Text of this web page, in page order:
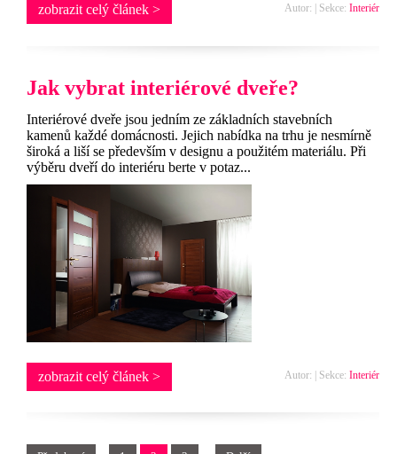
zobrazit celý článek > Autor: | Sekce: Interiér
Jak vybrat interiérové dveře?
Interiérové dveře jsou jedním ze základních stavebních
kamenů každé domácnosti. Jejich nabídka na trhu je nesmírně
široká a liší se především v designu a použitém materiálu. Při
výběru dveří do interiéru berte v potaz...
zobrazit celý článek > Autor: | Sekce: Interiér